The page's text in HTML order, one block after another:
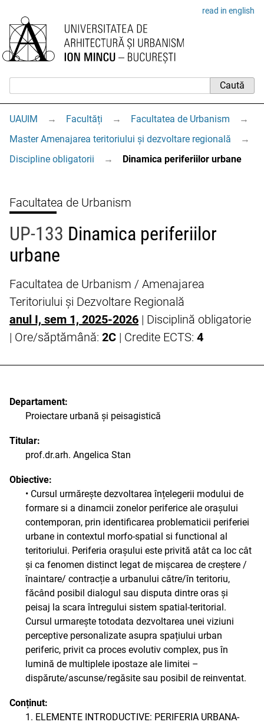
read in english
UAUIM → Facultăți → Facultatea de Urbanism
→
Master Amenajarea teritoriului și dezvoltare regională
→
Discipline obligatorii
→ Dinamica periferiilor urbane
Facultatea de Urbanism
UP-133 Dinamica periferiilor
urbane
Facultatea de Urbanism / Amenajarea
Teritoriului și Dezvoltare Regională
anul I, sem 1, 2025-2026 | Disciplină obligatorie
| Ore/săptămână: 2C | Credite ECTS: 4
Departament:
Proiectare urbană și peisagistică
Titular:
prof.dr.arh. Angelica Stan
Obiective:
• Cursul urmărește dezvoltarea înțelegerii modului de
formare si a dinamcii zonelor periferice ale orașului
contemporan, prin identificarea problematicii periferiei
urbane in contextul morfo-spatial si functional al
teritoriului. Periferia orașului este privită atât ca loc cât
și ca fenomen distinct legat de mișcarea de creștere /
înaintare/ contracție a urbanului către/în teritoriu,
făcând posibil dialogul sau disputa dintre oras și
peisaj la scara întregului sistem spatial-teritorial.
Cursul urmarește totodata dezvoltarea unei viziuni
perceptive personalizate asupra spațiului urban
periferic, privit ca proces evolutiv complex, pus în
lumină de multiplele ipostaze ale limitei –
dispărute/ascunse/regăsite sau posibil de reinventat.
Conținut:
1. ELEMENTE INTRODUCTIVE: PERIFERIA URBANA-